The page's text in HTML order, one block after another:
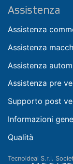
Assistenza
Assistenza
Assistenza
Assistenza
Assistenza pre
Supporto post
Informazioni
Qualità
Tecnoideal S.r.l.